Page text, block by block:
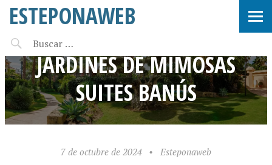
ESTEPONAWEB
ENTORNO DE LOS
JARDINES DE MIMOSAS
SUITES BANÚS
7 de octubre de 2024 • Esteponaweb